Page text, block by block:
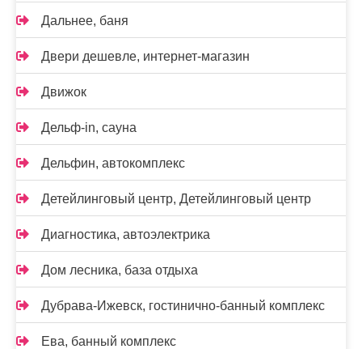
Дальнее, баня
Двери дешевле, интернет-магазин
Движок
Дельф-in, сауна
Дельфин, автокомплекс
Детейлинговый центр, Детейлинговый центр
Диагностика, автоэлектрика
Дом лесника, база отдыха
Дубрава-Ижевск, гостинично-банный комплекс
Ева, банный комплекс